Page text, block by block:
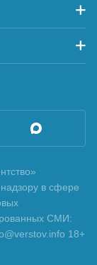
в сфере
СМИ:
18+